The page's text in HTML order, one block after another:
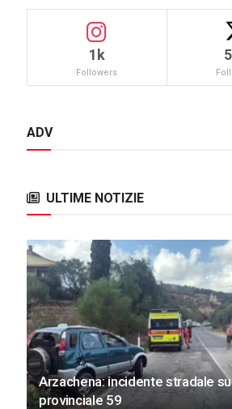
1k
Followers
ADV
ULTIME NOTIZIE
Arzachena: incidente stradale
provinciale 59